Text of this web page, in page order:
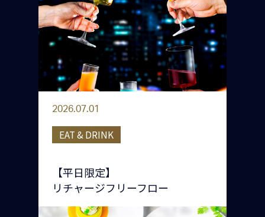
2026.07.01
EAT & DRINK
【平日限定】
リチャージフリーフロー